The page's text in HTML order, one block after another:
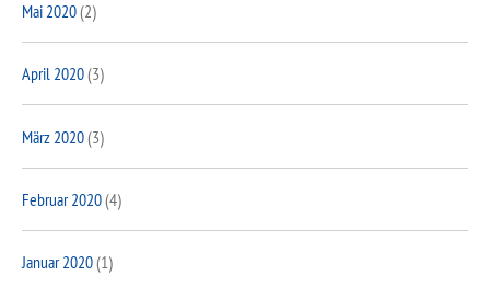
Mai 2020(2)
April 2020(3)
März 2020(3)
Februar 2020(4)
Januar 2020(1)